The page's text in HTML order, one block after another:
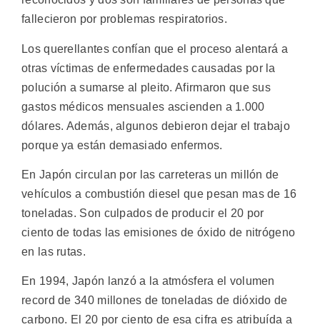
fallecieron por problemas respiratorios.
Los querellantes confían que el proceso alentará a
otras víctimas de enfermedades causadas por la
polución a sumarse al pleito. Afirmaron que sus
gastos médicos mensuales ascienden a 1.000
dólares. Además, algunos debieron dejar el trabajo
porque ya están demasiado enfermos.
En Japón circulan por las carreteras un millón de
vehículos a combustión diesel que pesan mas de 16
toneladas. Son culpados de producir el 20 por
ciento de todas las emisiones de óxido de nitrógeno
en las rutas.
En 1994, Japón lanzó a la atmósfera el volumen
record de 340 millones de toneladas de dióxido de
carbono. El 20 por ciento de esa cifra es atribuída a